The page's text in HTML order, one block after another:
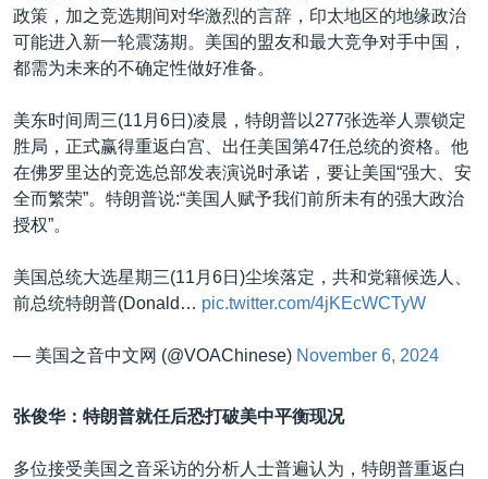
关注新疆
GEN Z 看美国
政策，加之竞选期间对华激烈的言辞，印太地区的地缘政治
可能进入新一轮震荡期。美国的盟友和最大竞争对手中国，
都需为未来的不确定性做好准备。
美东时间周三(11月6日)凌晨，特朗普以277张选举人票锁定
胜局，正式赢得重返白宫、出任美国第47任总统的资格。他
在佛罗里达的竞选总部发表演说时承诺，要让美国“强大、安
全而繁荣”。特朗普说:“美国人赋予我们前所未有的强大政治
授权”。
美国总统大选星期三(11月6日)尘埃落定，共和党籍候选人、
前总统特朗普(Donald… pic.twitter.com/4jKEcWCTyW
— 美国之音中文网 (@VOAChinese) November 6, 2024
张俊华： 特朗普就任后恐打破美中平衡现况
多位接受美国之音采访的分析人士普遍认为，特朗普重返白